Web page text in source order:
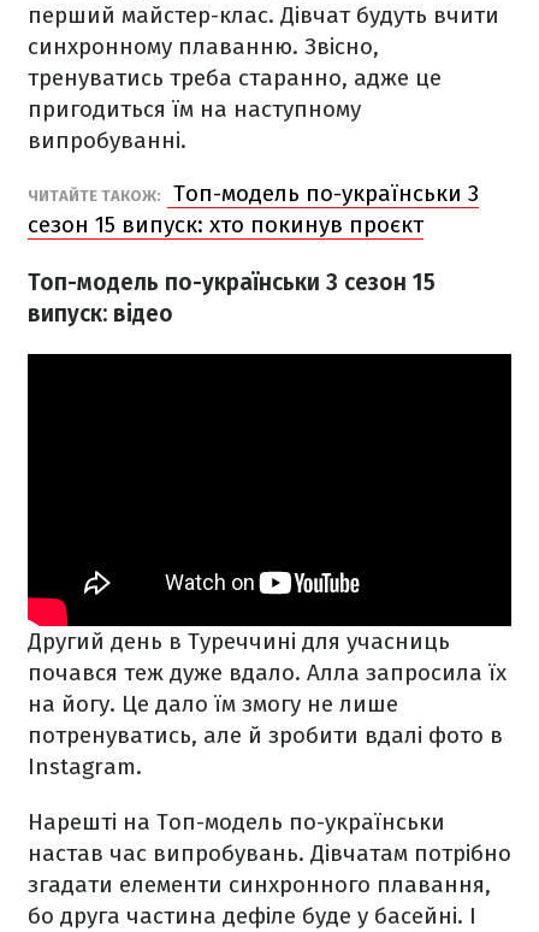
перший майстер-клас. Дівчат будуть вчити
синхронному плаванню. Звісно,
тренуватись треба старанно, адже це
пригодиться їм на наступному
випробуванні.
ЧИТАЙТЕ ТАКОЖ:
Топ-модель по-українськи 3
сезон 15 випуск: хто покинув проєкт
Топ-модель по-українськи 3 сезон 15
випуск: відео
Другий день в Туреччині для учасниць
почався теж дуже вдало. Алла запросила їх
на йогу. Це дало їм змогу не лише
потренуватись, але й зробити вдалі фото в
Instagram.
Нарешті на Топ-модель по-українськи
настав час випробувань. Дівчатам потрібно
згадати елементи синхронного плавання,
бо друга частина дефіле буде у басейні. І